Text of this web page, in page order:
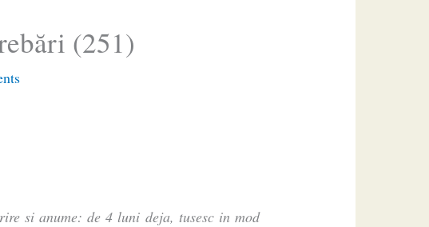
(251)
si anume: de 4 luni deja, tusesc in mod